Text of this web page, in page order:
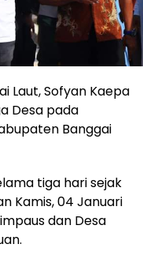
Laut, Sofyan Kaepa
Desa pada
Banggai
tiga hari sejak
Kamis, 04 Januari
dan Desa